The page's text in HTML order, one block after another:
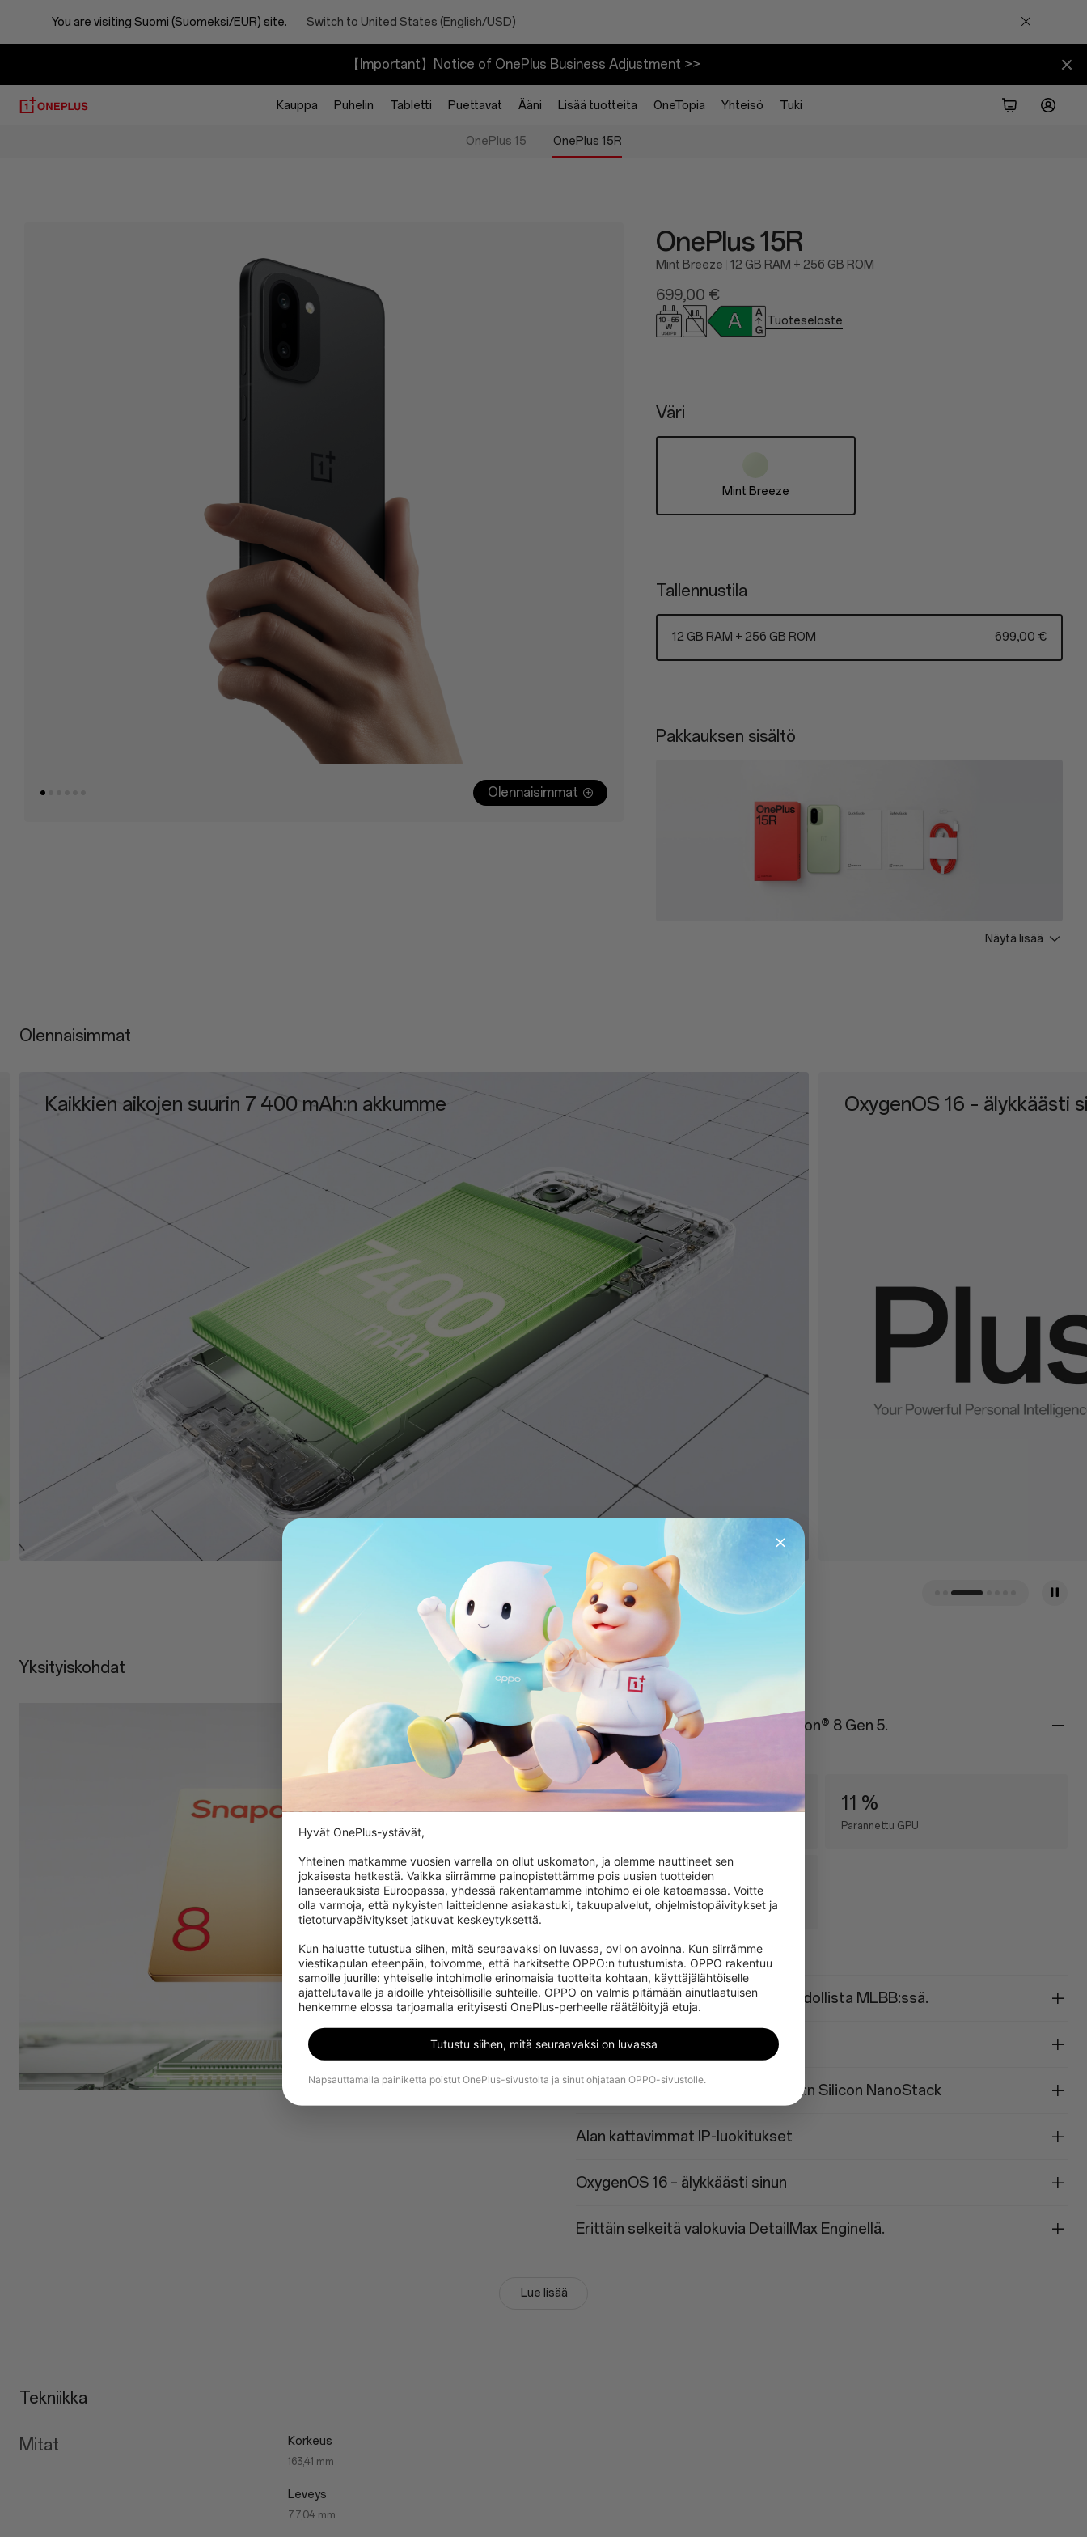
You are visiting Suomi (Suomeksi/EUR) site. Switch to United States (English/USD)
【Important】Notice of OnePlus Business Adjustment >>
Kauppa Puhelin Tabletti Puettavat Ääni Lisää tuotteita OneTopia Yhteisö Tuki
OnePlus 15 OnePlus 15R
Olennaisimmat
OnePlus 15R
Mint Breeze 12 GB RAM + 256 GB ROM
699,00 €
Tuoteseloste
Väri
Mint Breeze
Tallennustila
12 GB RAM + 256 GB ROM 699,00 €
Pakkauksen sisältö
Näytä lisää
Olennaisimmat
OxygenOS 16 – älykkäästi sinun Alan kattavimmat IP-
Yksityiskohdat
Maailman ensimmäinen Snapdragon® 8 Gen 5.
36 % 11 %
Parannettu GPU
46 %
Parannettu suorituskyky tekoälyn ansiosta
120 fps:n pelaaminen on aina mahdollista MLBB:ssä.
Sujuvasti toimiva 165 Hz:n näyttö.
Kaikkien aikojen suurin 7 400 mAh:n Silicon NanoStack
Alan kattavimmat IP-luokitukset
OxygenOS 16 – älykkäästi sinun
Erittäin selkeitä valokuvia DetailMax Enginellä.
Lue lisää
Tekniikka
Mitat Korkeus
163,41 mm
Leveys
77,04 mm
Hyvät OnePlus-ystävät,
Yhteinen matkamme vuosien varrella on ollut uskomaton, ja olemme nauttineet sen
jokaisesta hetkestä. Vaikka siirrämme painopistettämme pois uusien tuotteiden
lanseerauksista Euroopassa, yhdessä rakentamamme intohimo ei ole katoamassa. Voitte
olla varmoja, että nykyisten laitteidenne asiakastuki, takuupalvelut, ohjelmistopäivitykset ja
tietoturvapäivitykset jatkuvat keskeytyksettä.
Kun haluatte tutustua siihen, mitä seuraavaksi on luvassa, ovi on avoinna. Kun siirrämme
viestikapulan eteenpäin, toivomme, että harkitsette OPPO:n tutustumista. OPPO rakentuu
samoille juurille: yhteiselle intohimolle erinomaisia tuotteita kohtaan, käyttäjälähtöiselle
ajattelutavalle ja aidoille yhteisöllisille suhteille. OPPO on valmis pitämään ainutlaatuisen
henkemme elossa tarjoamalla erityisesti OnePlus-perheelle räätälöityjä etuja.
Tutustu siihen, mitä seuraavaksi on luvassa
Napsauttamalla painiketta poistut OnePlus-sivustolta ja sinut ohjataan OPPO-sivustolle.